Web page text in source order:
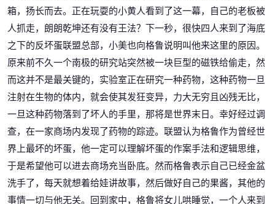
箱，扬长而去。正在玩耍的小黄人看到了这一幕，自己的老板被
人抓走，朗朗乾坤还有没有王法？下一秒，很快四人来到了海底
之下的反坏蛋联盟总部，小美也向格鲁说明叫他来这里的原因。
原来前不久一个南极的研究站突然被一块巨型的磁铁给偷走，然
而这并不是最关键的，实验室正在研究一种药物，这种药物一旦
注射在生物的体内，就会使其发狂变异，力大无穷且凶残无比，
一旦这种药物落到了坏人的手里，那将是世界末日。幸好经过调
查，在一家商场内发现了药物的踪迹。联盟认为格鲁作为曾经世
界上最坏的坏蛋，他一定可以理解坏蛋的作案手法和逻辑思维，
于是希望他可以进去商场充当卧底。然而格鲁表示自己已经金盆
洗手了，每天就想着给娃讲故事，然后做好自己的果酱，其他的
事情一切与他无关。回到家中，格鲁将女儿哄睡觉，一个人来到